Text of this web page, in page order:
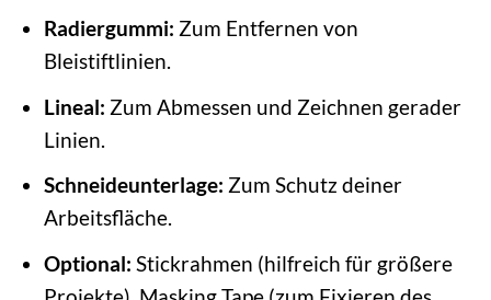
Radiergummi: Zum Entfernen von
Bleistiftlinien.
Lineal: Zum Abmessen und Zeichnen gerader
Linien.
Schneideunterlage: Zum Schutz deiner
Arbeitsfläche.
Optional: Stickrahmen (hilfreich für größere